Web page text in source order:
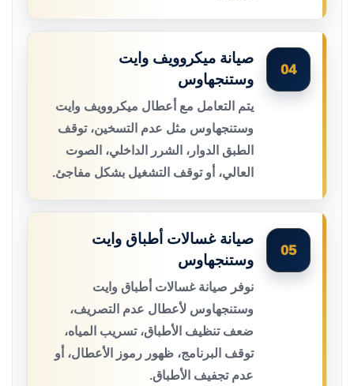
04
صيانة ميكروويف وايت
وستنجهاوس
يتم التعامل مع أعطال ميكروويف وايت
وستنجهاوس مثل عدم التسخين، توقف
الطبق الدوار، الشرر الداخلي، الصوت
العالي، أو توقف التشغيل بشكل مفاجئ.
05
صيانة غسالات أطباق وايت
وستنجهاوس
نوفر صيانة غسالات أطباق وايت
وستنجهاوس لأعطال عدم التصريف،
ضعف تنظيف الأطباق، تسريب المياه،
توقف البرنامج، ظهور رموز الأعطال، أو
عدم تجفيف الأطباق.